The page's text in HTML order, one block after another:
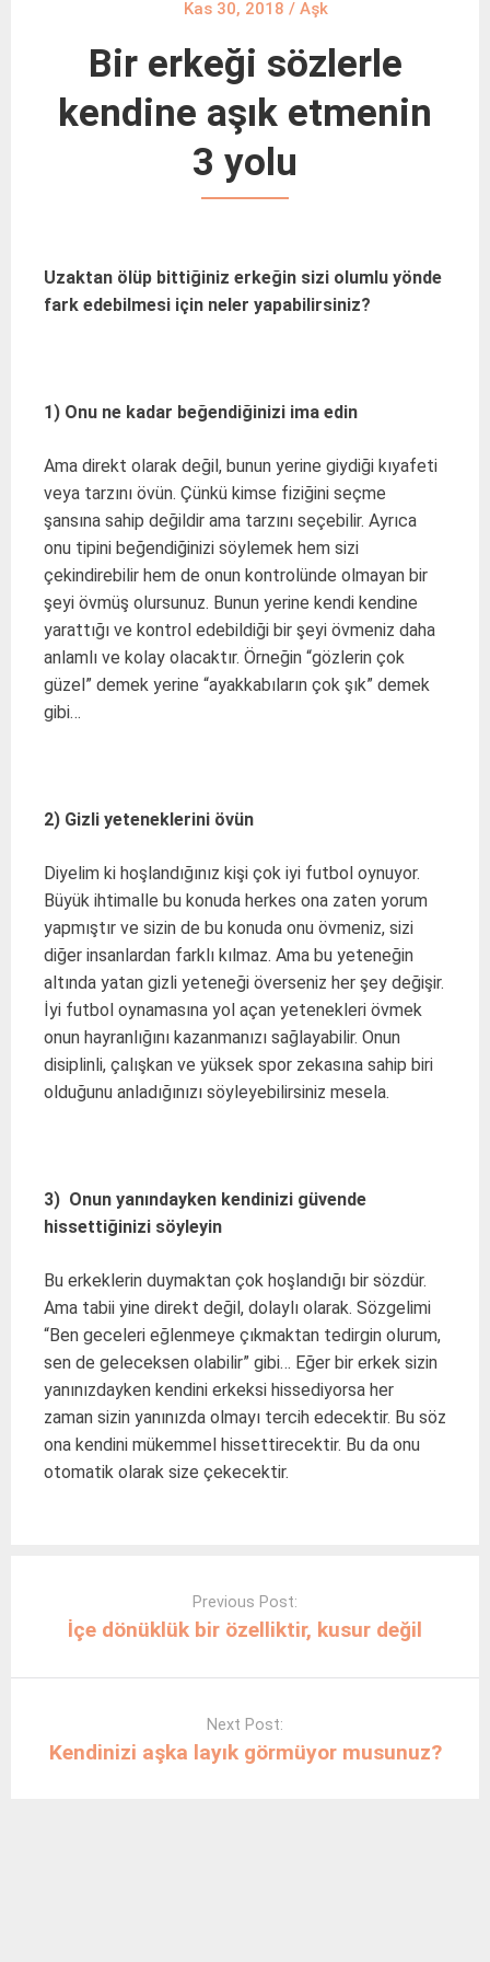
Kas 30, 2018 / Aşk
Bir erkeği sözlerle
kendine aşık etmenin
3 yolu
Uzaktan ölüp bittiğiniz erkeğin sizi olumlu yönde
fark edebilmesi için neler yapabilirsiniz?
1) Onu ne kadar beğendiğinizi ima edin
Ama direkt olarak değil, bunun yerine giydiği kıyafeti
veya tarzını övün. Çünkü kimse fiziğini seçme
şansına sahip değildir ama tarzını seçebilir. Ayrıca
onu tipini beğendiğinizi söylemek hem sizi
çekindirebilir hem de onun kontrolünde olmayan bir
şeyi övmüş olursunuz. Bunun yerine kendi kendine
yarattığı ve kontrol edebildiği bir şeyi övmeniz daha
anlamlı ve kolay olacaktır. Örneğin “gözlerin çok
güzel” demek yerine “ayakkabıların çok şık” demek
gibi…
2) Gizli yeteneklerini övün
Diyelim ki hoşlandığınız kişi çok iyi futbol oynuyor.
Büyük ihtimalle bu konuda herkes ona zaten yorum
yapmıştır ve sizin de bu konuda onu övmeniz, sizi
diğer insanlardan farklı kılmaz. Ama bu yeteneğin
altında yatan gizli yeteneği överseniz her şey değişir.
İyi futbol oynamasına yol açan yetenekleri övmek
onun hayranlığını kazanmanızı sağlayabilir. Onun
disiplinli, çalışkan ve yüksek spor zekasına sahip biri
olduğunu anladığınızı söyleyebilirsiniz mesela.
3) Onun yanındayken kendinizi güvende
hissettiğinizi söyleyin
Bu erkeklerin duymaktan çok hoşlandığı bir sözdür.
Ama tabii yine direkt değil, dolaylı olarak. Sözgelimi
“Ben geceleri eğlenmeye çıkmaktan tedirgin olurum,
sen de geleceksen olabilir” gibi… Eğer bir erkek sizin
yanınızdayken kendini erkeksi hissediyorsa her
zaman sizin yanınızda olmayı tercih edecektir. Bu söz
ona kendini mükemmel hissettirecektir. Bu da onu
otomatik olarak size çekecektir.
Previous Post:
İçe dönüklük bir özelliktir, kusur değil
Next Post:
Kendinizi aşka layık görmüyor musunuz?